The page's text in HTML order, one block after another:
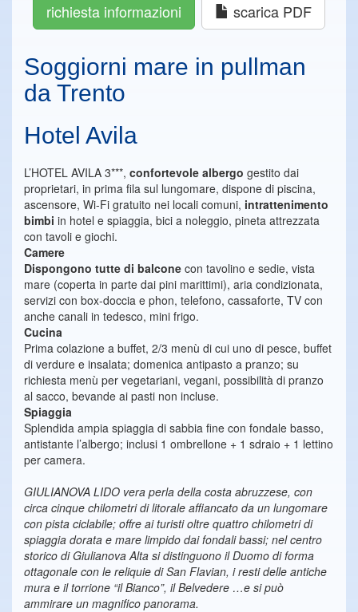
richiesta informazioni scarica PDF
Soggiorni mare in pullman
da Trento
Hotel Avila
L’HOTEL AVILA 3***, confortevole albergo gestito dai
proprietari, in prima fila sul lungomare, dispone di piscina,
ascensore, Wi-Fi gratuito nei locali comuni, intrattenimento
bimbi in hotel e spiaggia, bici a noleggio, pineta attrezzata
con tavoli e giochi.
Camere
Dispongono tutte di balcone con tavolino e sedie, vista
mare (coperta in parte dai pini marittimi), aria condizionata,
servizi con box-doccia e phon, telefono, cassaforte, TV con
anche canali in tedesco, mini frigo.
Cucina
Prima colazione a buffet, 2/3 menù di cui uno di pesce, buffet
di verdure e insalata; domenica antipasto a pranzo; su
richiesta menù per vegetariani, vegani, possibilità di pranzo
al sacco, bevande ai pasti non incluse.
Spiaggia
Splendida ampia spiaggia di sabbia fine con fondale basso,
antistante l’albergo; inclusi 1 ombrellone + 1 sdraio + 1 lettino
per camera.
GIULIANOVA LIDO vera perla della costa abruzzese, con
circa cinque chilometri di litorale affiancato da un lungomare
con pista ciclabile; offre ai turisti oltre quattro chilometri di
spiaggia dorata e mare limpido dai fondali bassi; nel centro
storico di Giulianova Alta si distinguono il Duomo di forma
ottagonale con le reliquie di San Flavian, i resti delle antiche
mura e il torrione “il Bianco”, il Belvedere …e si può
ammirare un magnifico panorama.